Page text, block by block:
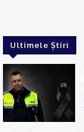
Ultimele Știri